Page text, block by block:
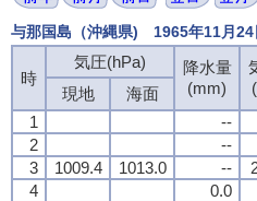
与那国島（沖縄県) 1965年11月24
時
気圧(hPa)
降水量
(mm)
現地
海面
1
--
2
--
3
1009.4 1013.0 --
4
0.0
時
気圧(hPa)
降水量
(mm)
現地
海面
1
--
2
--
3
1009.4 1013.0 --
4
0.0
時
気圧(hPa)
降水量
(mm)
現地
海面
1
--
2
--
3
1009.4 1013.0 --
4
0.0
時
気圧(hPa)
降水量
(mm)
現地
海面
1
--
2
--
3
1009.4 1013.0 --
4
0.0